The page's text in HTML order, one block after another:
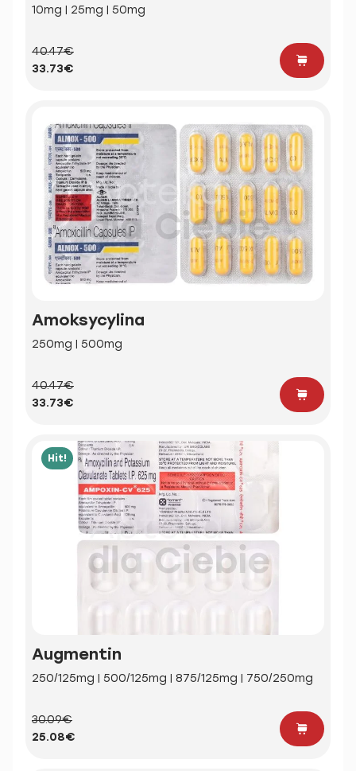
10mg | 25mg | 50mg
40.47€
33.73€
Amoksycylina
250mg | 500mg
40.47€
33.73€
Hit!
Augmentin
250/125mg | 500/125mg | 875/125mg | 750/250mg
30.09€
25.08€